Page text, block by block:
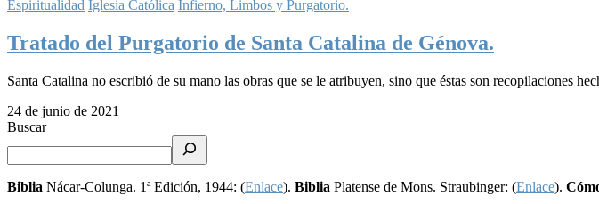
Espiritualidad Iglesia Católica Infierno, Limbos y Purgatorio.
Tratado del Purgatorio de Santa Catalina de Génova.
Santa Catalina no escribió de su mano las obras que se le atribuyen, sino que éstas son recopilaciones
24 de junio de 2021
Buscar
Biblia Nácar-Colunga. 1ª Edición, 1944: (Enlace). Biblia Platense de Mons. Straubinger: (Enlace).